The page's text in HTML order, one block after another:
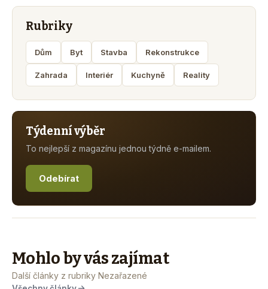
Rubriky
Dům Byt Stavba Rekonstrukce
Zahrada Interiér Kuchyně Reality
Týdenní výběr
To nejlepší z magazínu jednou týdně e-mailem.
Odebírat
Mohlo by vás zajímat
Další články z rubriky Nezařazené